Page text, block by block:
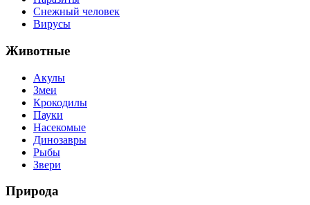
Снежный человек
Вирусы
Животные
Акулы
Змеи
Крокодилы
Пауки
Насекомые
Динозавры
Рыбы
Звери
Природа